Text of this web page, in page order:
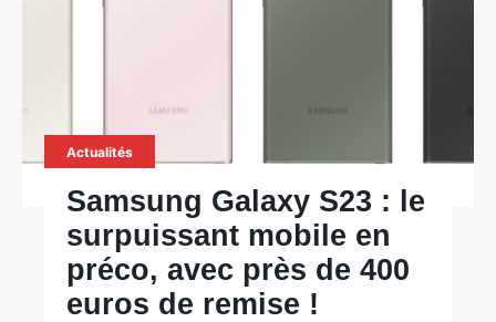
Actualités
Samsung Galaxy S23 : le
surpuissant mobile en
préco, avec près de 400
euros de remise !